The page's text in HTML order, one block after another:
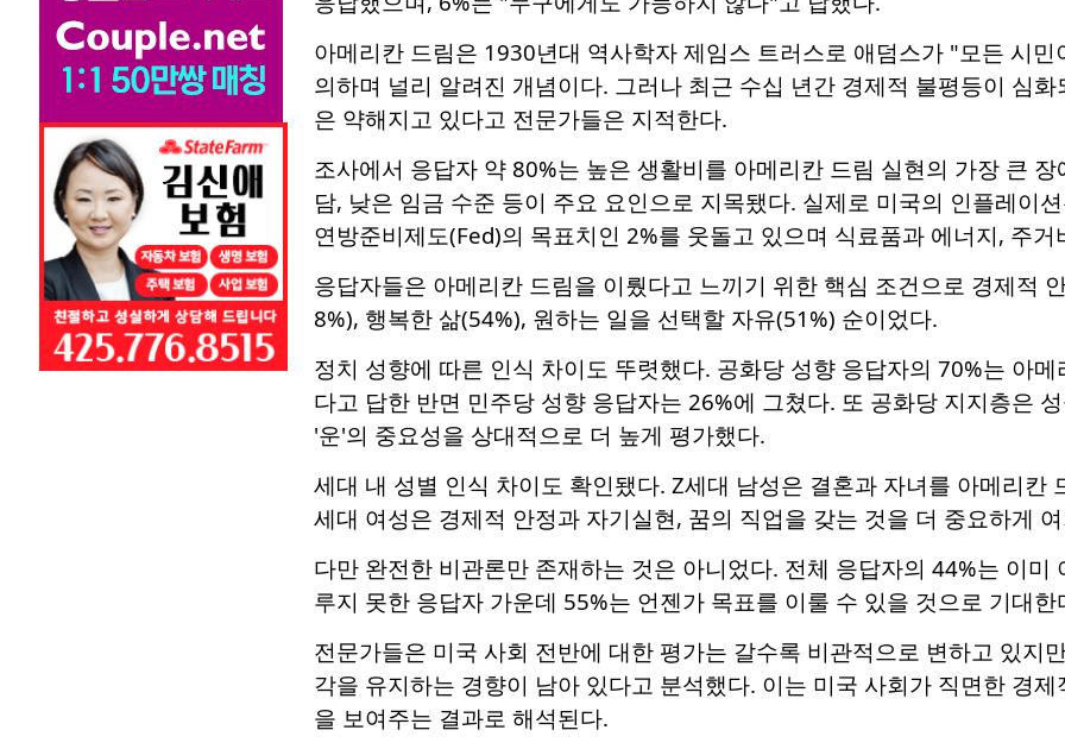
아메리칸 드림은 1930년대 역사학자 제임스 트러스로 애덤스가 "모든 시
의하며 널리 알려진 개념이다. 그러나 최근 수십 년간 경제적 불평등이 심
은 약해지고 있다고 전문가들은 지적한다.
조사에서 응답자 약 80%는 높은 생활비를 아메리칸 드림 실현의 가장 큰
담, 낮은 임금 수준 등이 주요 요인으로 지목됐다. 실제로 미국의 인플레이
연방준비제도(Fed)의 목표치인 2%를 웃돌고 있으며 식료품과 에너지, 주
응답자들은 아메리칸 드림을 이뤘다고 느끼기 위한 핵심 조건으로 경제적
8%), 행복한 삶(54%), 원하는 일을 선택할 자유(51%) 순이었다.
정치 성향에 따른 인식 차이도 뚜렷했다. 공화당 성향 응답자의 70%는 아
다고 답한 반면 민주당 성향 응답자는 26%에 그쳤다. 또 공화당 지지층은
'운'의 중요성을 상대적으로 더 높게 평가했다.
세대 내 성별 인식 차이도 확인됐다. Z세대 남성은 결혼과 자녀를 아메리칸
세대 여성은 경제적 안정과 자기실현, 꿈의 직업을 갖는 것을 더 중요하게
다만 완전한 비관론만 존재하는 것은 아니었다. 전체 응답자의 44%는 이
루지 못한 응답자 가운데 55%는 언젠가 목표를 이룰 수 있을 것으로 기대한
전문가들은 미국 사회 전반에 대한 평가는 갈수록 비관적으로 변하고 있지
각을 유지하는 경향이 남아 있다고 분석했다. 이는 미국 사회가 직면한 경
을 보여주는 결과로 해석된다.